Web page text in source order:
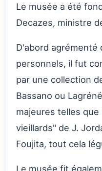
Le musée a été
Decazes, ministre
D'abord agrémenté
personnels, il fut
par une collection
Bassano ou
majeures telles
vieillards" de J.
Foujita, tout cela
Le musée fit